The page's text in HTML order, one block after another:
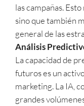
las campañas.
sino que también
general de las
Análisis
La capacidad de
futuros es un
marketing. La IA,
grandes